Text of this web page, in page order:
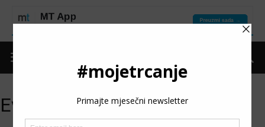
Events by this organizer